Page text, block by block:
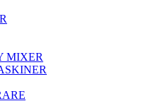
MIXER